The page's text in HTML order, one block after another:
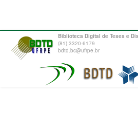
Biblioteca Digital de Teses e
(81) 3320-6179
bdtd.bc@ufrpe.br